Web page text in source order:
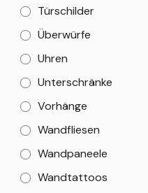
Türschilder
Überwürfe
Uhren
Unterschränke
Vorhänge
Wandfliesen
Wandpaneele
Wandtattoos